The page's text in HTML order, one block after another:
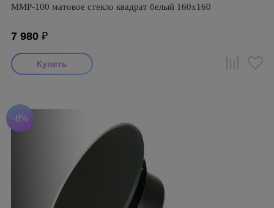
ММР-100 матовое стекло квадрат белый 160х160
7 980 ₽
-8%